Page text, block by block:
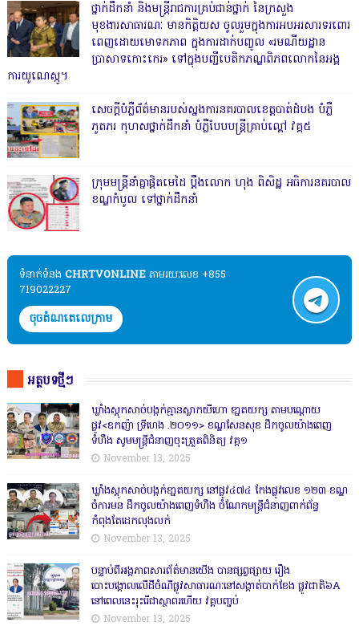
ថ្នាក់ដឹកនាំ និងមន្ត្រីរាជការគ្រប់ជាន់ថ្នាក់ នៃក្រសួង
មុខងារសាធារណៈ មានកិត្តិយស ចូលរួមក្នុងការអបអរសារទរពោរ
ពេញដោយមោទកភាព ក្នុងការដាក់បញ្ចូល «រមណីយដ្ឋាន
ប្រាសាទកោះកេរ» ទៅក្នុងបញ្ជីបេតិកភណ្ឌពិភពលោកនៃអង្គ
ការយូណេស្កូ។
សេចក្តីបំភ្លឺព័ត៌មានរបស់ស្នងការនគរបាលខេត្តបាត់ដំបង បំភ្លឺ
ភូតភរ កុហសថ្នាក់ដឹកនាំ បំភ្លឺបែបបន្ត្រីគ្រាប់ល្ពៅ វគ្គ៥
ក្រុមមន្ត្រីនាំគ្នាផ្ដិតមេដៃ ប្ដឹងលោក ហុង ពិសិដ្ឋ អធិការនគរបាល
ខណ្ឌកំបូល ទៅថ្នាក់ដឹកនាំ
ទំនាក់ទំនង​​ CHRTVONLINE តាមរយៈលេខ +855
719022227
ចុចតំណតេលេក្រាម
អត្ថបទថ្មីៗ
ឃ្លាំងស្តុកសាច់បង្កក់គ្មានស្លាកយីហោ ខា្នតយក្ស តាមបណ្តោយ
ផ្លូវ<ឧកញ៉ា ទ្រីហេង .២០១១> ខណ្ឌសែនសុខ ដឹកចូលយ៉ាងពេញ
ទំហឹង សូមមន្ត្រីជំនាញចុះត្រួតពិនិត្យ វគ្គ១
November 13, 2025
ឃ្លាំងស្តុកសាច់បង្កក់ខា្នតយក្ស នៅផ្លូវ៤៧៤ កែងផ្លូវលេខ ១២៣ ខណ្ឌ
ចំការមន ដឹកចូលយ៉ាងពេញទំហឹង ចំណែកមន្ត្រីជំនាញពាក់ព័ន្ធ
កំពុងតែដេកលុងលក់
November 13, 2025
បន្ទាប់ពីអង្គភាពសារព័ត៌មានយើង បានផ្សព្វផ្សាយ រឿង
បោះបង្គោលលើដីចំណីផ្លូវសាធារណៈនៅសង្គាត់បាក់ខែង ផ្លូវជាតិ៦A
នៅពេលនេះរុះរើជាស្ថាពរហើយ វគ្គបញ្ចប់
November 13, 2025